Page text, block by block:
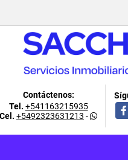
Contáctenos:
Tel. +541163215935
Cel. +5492323631213 -